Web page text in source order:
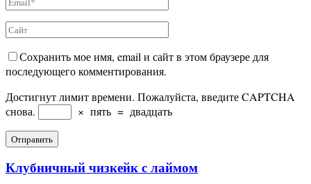
Сохранить мое имя, email и сайт в этом браузере для
последующего комментирования.
Достигнут лимит времени. Пожалуйста, введите CAPTCHA
снова.
× пять = двадцать
Клубничный чизкейк с лаймом